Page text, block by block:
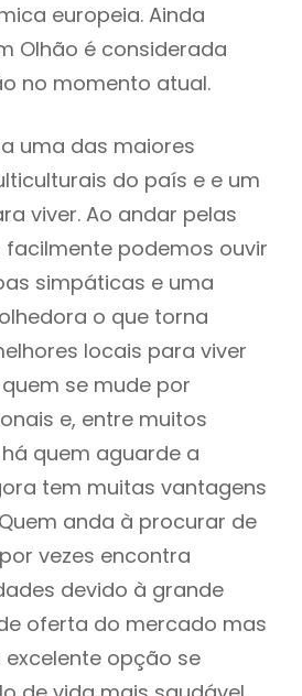
europeia. Ainda
Olhão é considerada
no momento atual.
uma das maiores
do país e e um
viver. Ao andar pelas
facilmente podemos ouvir
simpáticas e uma
o que torna
locais para viver
se mude por
e, entre muitos
quem aguarde a
tem muitas vantagens
anda à procurar de
vezes encontra
devido à grande
oferta do mercado mas
opção se